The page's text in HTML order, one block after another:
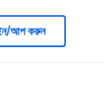
আপ করুন